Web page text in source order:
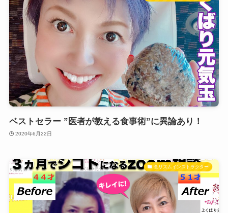
ベストセラー ”医者が教える食事術”に異論あり！
2020年6月22日
食リズムインストラクター